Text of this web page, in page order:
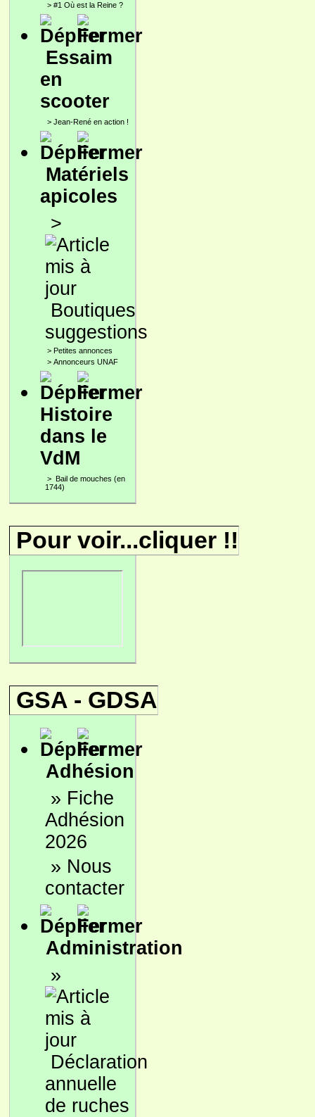
> #1 Où est la Reine ?
Essaim
en
scooter
> Jean-René en action !
Matériels
apicoles
>
Boutiques
suggestions
> Petites annonces
> Annonceurs UNAF
Histoire
dans le
VdM
> Bail de mouches (en
1744)
Pour voir...cliquer !!
GSA - GDSA
Adhésion
» Fiche
Adhésion
2026
» Nous
contacter
Administration
»
Déclaration
annuelle
de ruches